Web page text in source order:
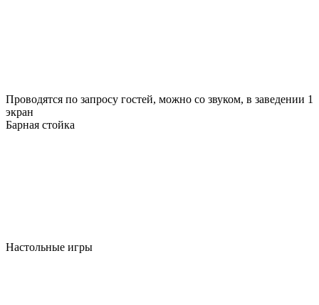
Проводятся по запросу гостей, можно со звуком, в заведении 1
экран
Барная стойка
Настольные игры